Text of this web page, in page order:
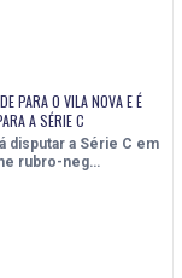
PARA O VILA NOVA E É
A SÉRIE C
disputar a Série C em
rubro-neg…